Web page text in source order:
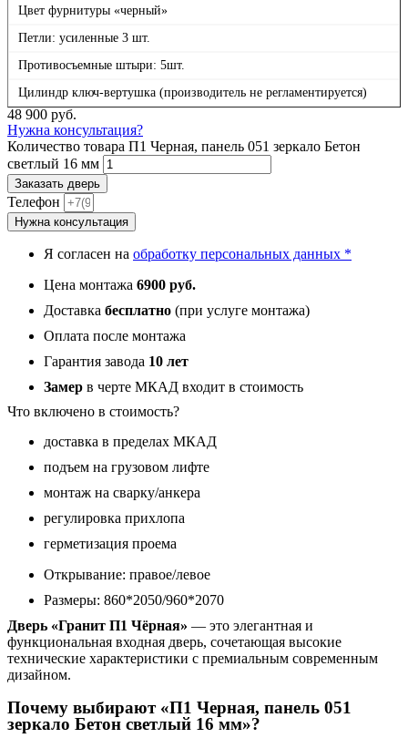
Цвет фурнитуры «черный»
Петли: усиленные 3 шт.
Противосъемные штыри: 5шт.
Цилиндр ключ-вертушка (производитель не регламентируется)
48 900 руб.
Нужна консультация?
Количество товара П1 Черная, панель 051 зеркало Бетон
светлый 16 мм
Заказать дверь
Телефон
Нужна консультация
Я согласен на обработку персональных данных *
Цена монтажа 6900 руб.
Доставка бесплатно (при услуге монтажа)
Оплата после монтажа
Гарантия завода 10 лет
Замер в черте МКАД входит в стоимость
Что включено в стоимость?
доставка в пределах МКАД
подъем на грузовом лифте
монтаж на сварку/анкера
регулировка прихлопа
герметизация проема
Открывание: правое/левое
Размеры: 860*2050/960*2070
Дверь «Гранит П1 Чёрная» — это элегантная и
функциональная входная дверь, сочетающая высокие
технические характеристики с премиальным современным
дизайном.
Почему выбирают «П1 Черная, панель 051
зеркало Бетон светлый 16 мм»?